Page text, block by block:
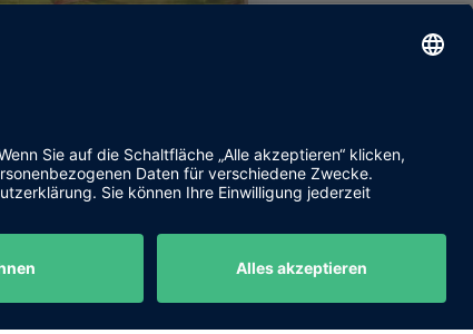
Kontakt Datenschutz Impressum